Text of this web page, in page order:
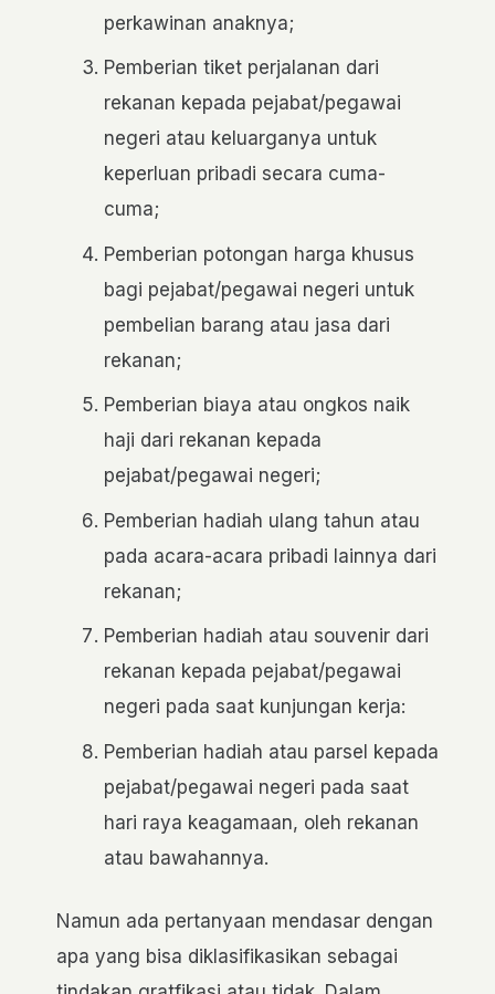
perkawinan anaknya;
Pemberian tiket perjalanan dari
rekanan kepada pejabat/pegawai
negeri atau keluarganya untuk
keperluan pribadi secara cuma-
cuma;
Pemberian potongan harga khusus
bagi pejabat/pegawai negeri untuk
pembelian barang atau jasa dari
rekanan;
Pemberian biaya atau ongkos naik
haji dari rekanan kepada
pejabat/pegawai negeri;
Pemberian hadiah ulang tahun atau
pada acara-acara pribadi lainnya dari
rekanan;
Pemberian hadiah atau souvenir dari
rekanan kepada pejabat/pegawai
negeri pada saat kunjungan kerja:
Pemberian hadiah atau parsel kepada
pejabat/pegawai negeri pada saat
hari raya keagamaan, oleh rekanan
atau bawahannya.
Namun ada pertanyaan mendasar dengan
apa yang bisa diklasifikasikan sebagai